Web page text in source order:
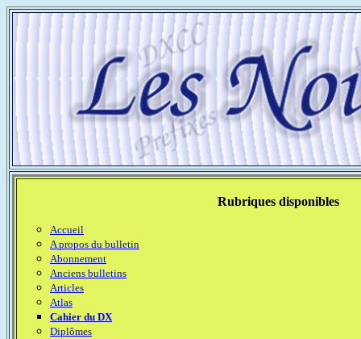
Rubriques disponibles
Accueil
A propos du bulletin
Abonnement
Anciens bulletins
Articles
Atlas
Cahier du DX
Diplômes